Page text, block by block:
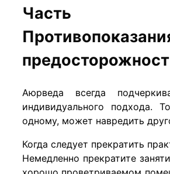
Аюрведа всегда
индивидуального подхода.
одному, может навредить
Когда следует прекратить
Немедленно прекратите